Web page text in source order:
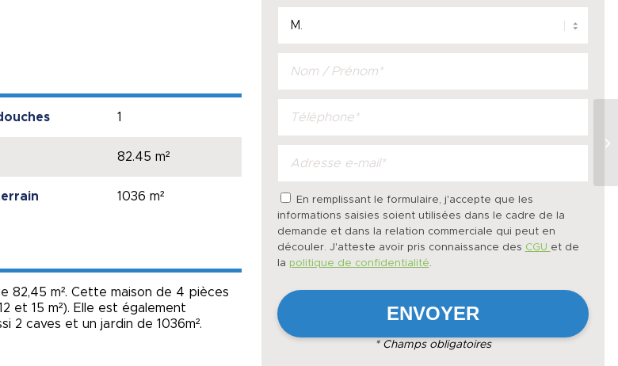
1
82.45 m²
1036 m²
82,45 m². Cette maison de 4 pièces
et 15 m²). Elle est également
2 caves et un jardin de 1036m².
En remplissant le formulaire, j'accepte que les
informations saisies soient utilisées dans le cadre de la
demande et dans la relation commerciale qui peut en
découler. J'atteste avoir pris connaissance des CGU et de
la politique de confidentialité.
* Champs obligatoires